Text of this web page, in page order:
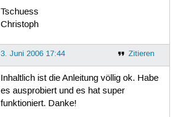
Tschuess
Christoph
Zitieren
3. Juni 2006 17:44
Inhaltlich ist die Anleitung völlig ok. Habe
es ausprobiert und es hat super
funktioniert. Danke!